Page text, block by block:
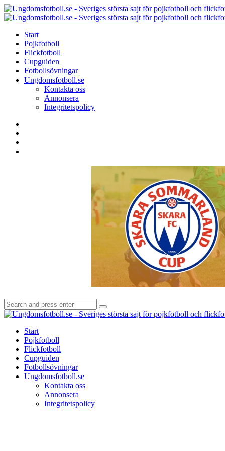
Menu
Search
Menu
Start
Pojkfotboll
Flickfotboll
Cupguiden
Fotbollsövningar
Ungdomsfotboll.se
Kontakta oss
Annonsera
Integritetspolicy
Search
for:
Search
Start
Pojkfotboll
Flickfotboll
Cupguiden
Fotbollsövningar
Ungdomsfotboll.se
Kontakta oss
Annonsera
Integritetspolicy